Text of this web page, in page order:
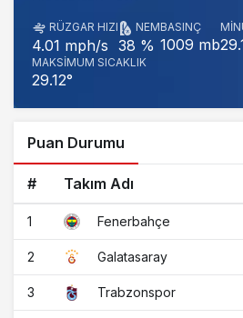
RÜZGAR HIZI
4.01 mph/s
NEM
38 %
BASINÇ
1009 mb
MAKSIMUM SICAKLIK
29.12°
Puan Durumu
# Takım Adı
1 Fenerbahçe
2 Galatasaray
3 Trabzonspor